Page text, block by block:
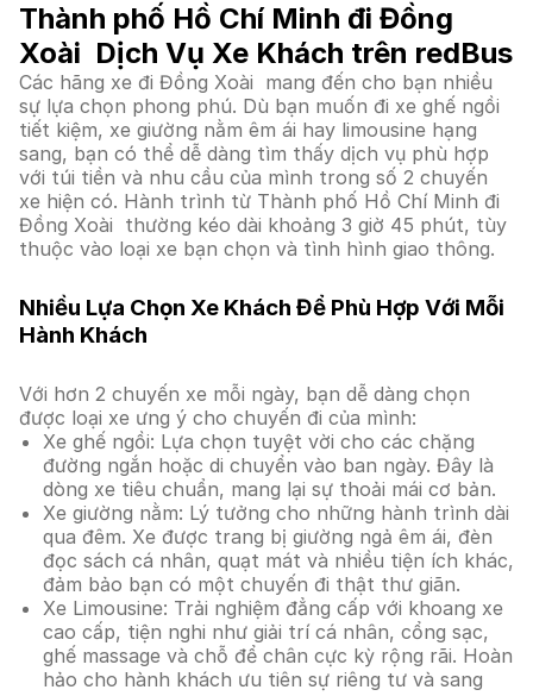
Thành phố Hồ Chí Minh đi Đồng
Xoài Dịch Vụ Xe Khách trên redBus
Các hãng xe đi Đồng Xoài mang đến cho bạn nhiều
sự lựa chọn phong phú. Dù bạn muốn đi xe ghế ngồi
tiết kiệm, xe giường nằm êm ái hay limousine hạng
sang, bạn có thể dễ dàng tìm thấy dịch vụ phù hợp
với túi tiền và nhu cầu của mình trong số 2 chuyến
xe hiện có. Hành trình từ Thành phố Hồ Chí Minh đi
Đồng Xoài thường kéo dài khoảng 3 giờ 45 phút, tùy
thuộc vào loại xe bạn chọn và tình hình giao thông.
Nhiều Lựa Chọn Xe Khách Để Phù Hợp Với Mỗi
Hành Khách
Với hơn 2 chuyến xe mỗi ngày, bạn dễ dàng chọn
được loại xe ưng ý cho chuyến đi của mình:
Xe ghế ngồi: Lựa chọn tuyệt vời cho các chặng
đường ngắn hoặc di chuyển vào ban ngày. Đây là
dòng xe tiêu chuẩn, mang lại sự thoải mái cơ bản.
Xe giường nằm: Lý tưởng cho những hành trình dài
qua đêm. Xe được trang bị giường ngả êm ái, đèn
đọc sách cá nhân, quạt mát và nhiều tiện ích khác,
đảm bảo bạn có một chuyến đi thật thư giãn.
Xe Limousine: Trải nghiệm đẳng cấp với khoang xe
cao cấp, tiện nghi như giải trí cá nhân, cổng sạc,
ghế massage và chỗ để chân cực kỳ rộng rãi. Hoàn
hảo cho hành khách ưu tiên sự riêng tư và sang